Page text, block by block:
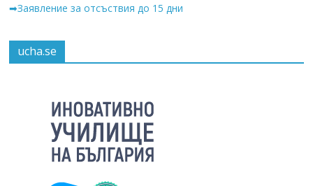
➡Заявление за отсъствия до 15 дни
ucha.se